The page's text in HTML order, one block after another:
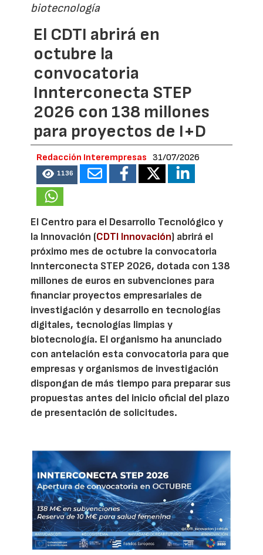
biotecnología
El CDTI abrirá en
octubre la
convocatoria
Innterconecta STEP
2026 con 138 millones
para proyectos de I+D
Redacción Interempresas 31/07/2026
1136
El Centro para el Desarrollo Tecnológico y
la Innovación (CDTI Innovación) abrirá el
próximo mes de octubre la convocatoria
Innterconecta STEP 2026, dotada con 138
millones de euros en subvenciones para
financiar proyectos empresariales de
investigación y desarrollo en tecnologías
digitales, tecnologías limpias y
biotecnología. El organismo ha anunciado
con antelación esta convocatoria para que
empresas y organismos de investigación
dispongan de más tiempo para preparar sus
propuestas antes del inicio oficial del plazo
de presentación de solicitudes.